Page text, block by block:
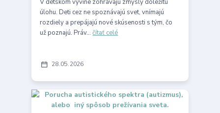
28 05 2026
V detskom vývine zohrávajú zmysly dôležitú
úlohu. Deti cez ne spoznávajú svet, vnímajú
rozdiely a prepájajú nové skúsenosti s tým, čo
už poznajú. Práv...čítať celé